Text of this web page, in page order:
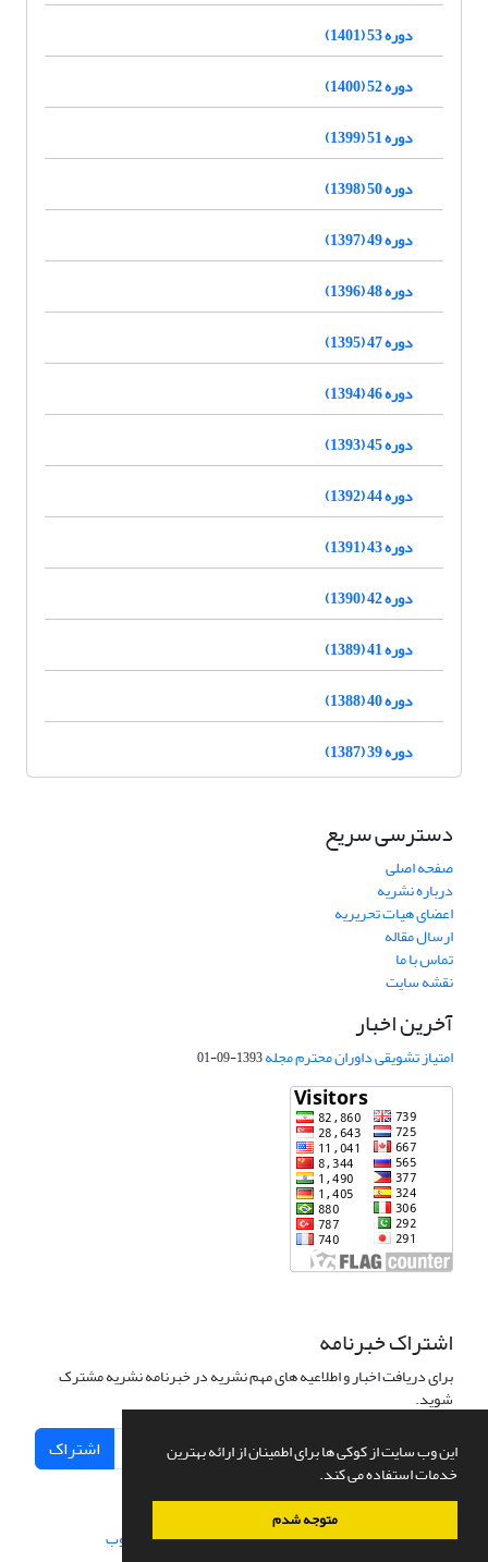
این وب سایت از کوکی ها برای اطمینان از ارائه بهترین
خدمات استفاده می کند.
متوجه شدم
دوره 53 (1401)
دوره 52 (1400)
دوره 51 (1399)
دوره 50 (1398)
دوره 49 (1397)
دوره 48 (1396)
دوره 47 (1395)
دوره 46 (1394)
دوره 45 (1393)
دوره 44 (1392)
دوره 43 (1391)
دوره 42 (1390)
دوره 41 (1389)
دوره 40 (1388)
دوره 39 (1387)
دسترسی سریع
صفحه اصلی
درباره نشریه
اعضای هیات تحریریه
ارسال مقاله
تماس با ما
نقشه سایت
آخرین اخبار
امتیاز تشویقی داوران محترم مجله1393-09-01
اشتراک خبرنامه
برای دریافت اخبار و اطلاعیه های مهم نشریه در خبرنامه نشریه مشترک
شوید.
اشتراک
سامانه مدیریت نشریات علمی.طراحی و پیاده سازی از سیناوب